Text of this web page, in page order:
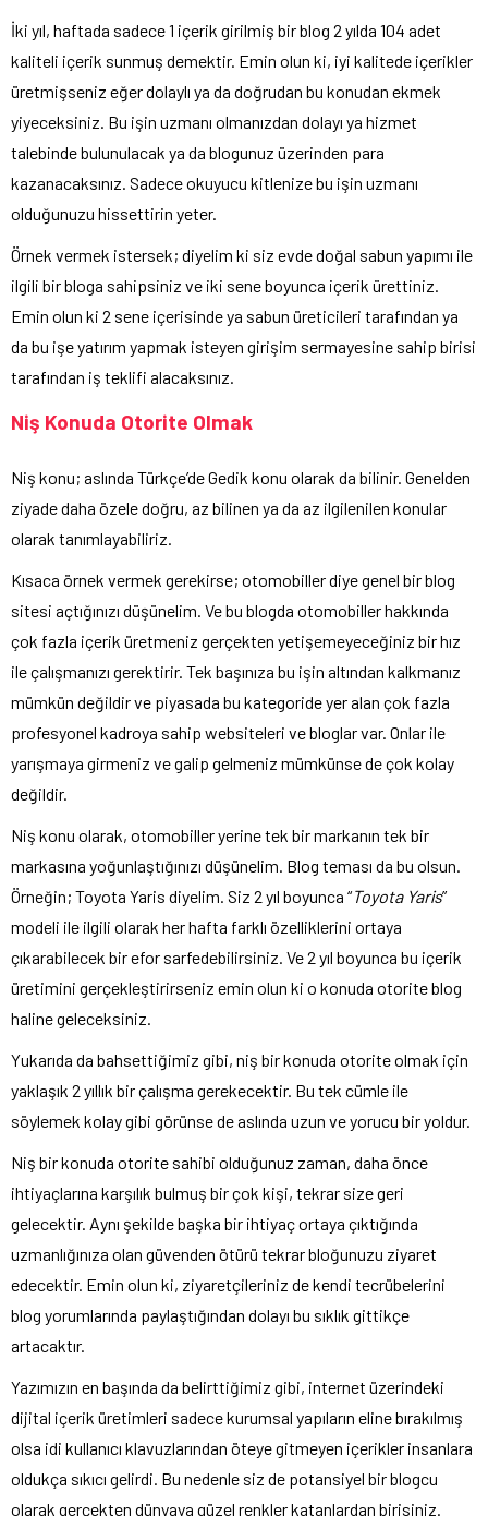
İki yıl, haftada sadece 1 içerik girilmiş bir blog 2 yılda 104 adet
kaliteli içerik sunmuş demektir. Emin olun ki, iyi kalitede içerikler
üretmişseniz eğer dolaylı ya da doğrudan bu konudan ekmek
yiyeceksiniz. Bu işin uzmanı olmanızdan dolayı ya hizmet
talebinde bulunulacak ya da blogunuz üzerinden para
kazanacaksınız. Sadece okuyucu kitlenize bu işin uzmanı
olduğunuzu hissettirin yeter.
Örnek vermek istersek; diyelim ki siz evde doğal sabun yapımı ile
ilgili bir bloga sahipsiniz ve iki sene boyunca içerik ürettiniz.
Emin olun ki 2 sene içerisinde ya sabun üreticileri tarafından ya
da bu işe yatırım yapmak isteyen girişim sermayesine sahip birisi
tarafından iş teklifi alacaksınız.
Niş Konuda Otorite Olmak
Niş konu; aslında Türkçe’de Gedik konu olarak da bilinir. Genelden
ziyade daha özele doğru, az bilinen ya da az ilgilenilen konular
olarak tanımlayabiliriz.
Kısaca örnek vermek gerekirse; otomobiller diye genel bir blog
sitesi açtığınızı düşünelim. Ve bu blogda otomobiller hakkında
çok fazla içerik üretmeniz gerçekten yetişemeyeceğiniz bir hız
ile çalışmanızı gerektirir. Tek başınıza bu işin altından kalkmanız
mümkün değildir ve piyasada bu kategoride yer alan çok fazla
profesyonel kadroya sahip websiteleri ve bloglar var. Onlar ile
yarışmaya girmeniz ve galip gelmeniz mümkünse de çok kolay
değildir.
Niş konu olarak, otomobiller yerine tek bir markanın tek bir
markasına yoğunlaştığınızı düşünelim. Blog teması da bu olsun.
Örneğin; Toyota Yaris diyelim. Siz 2 yıl boyunca “Toyota Yaris”
modeli ile ilgili olarak her hafta farklı özelliklerini ortaya
çıkarabilecek bir efor sarfedebilirsiniz. Ve 2 yıl boyunca bu içerik
üretimini gerçekleştirirseniz emin olun ki o konuda otorite blog
haline geleceksiniz.
Yukarıda da bahsettiğimiz gibi, niş bir konuda otorite olmak için
yaklaşık 2 yıllık bir çalışma gerekecektir. Bu tek cümle ile
söylemek kolay gibi görünse de aslında uzun ve yorucu bir yoldur.
Niş bir konuda otorite sahibi olduğunuz zaman, daha önce
ihtiyaçlarına karşılık bulmuş bir çok kişi, tekrar size geri
gelecektir. Aynı şekilde başka bir ihtiyaç ortaya çıktığında
uzmanlığınıza olan güvenden ötürü tekrar bloğunuzu ziyaret
edecektir. Emin olun ki, ziyaretçileriniz de kendi tecrübelerini
blog yorumlarında paylaştığından dolayı bu sıklık gittikçe
artacaktır.
Yazımızın en başında da belirttiğimiz gibi, internet üzerindeki
dijital içerik üretimleri sadece kurumsal yapıların eline bırakılmış
olsa idi kullanıcı klavuzlarından öteye gitmeyen içerikler insanlara
oldukça sıkıcı gelirdi. Bu nedenle siz de potansiyel bir blogcu
olarak gerçekten dünyaya güzel renkler katanlardan birisiniz.